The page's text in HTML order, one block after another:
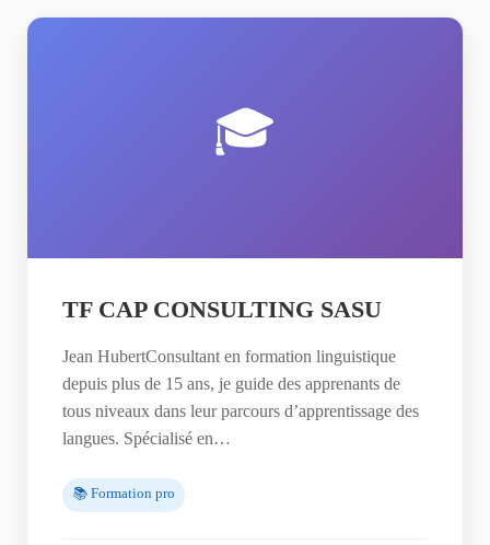
🎓
TF CAP CONSULTING SASU
Jean HubertConsultant en formation linguistique
depuis plus de 15 ans, je guide des apprenants de
tous niveaux dans leur parcours d’apprentissage des
langues. Spécialisé en…
📚 Formation pro